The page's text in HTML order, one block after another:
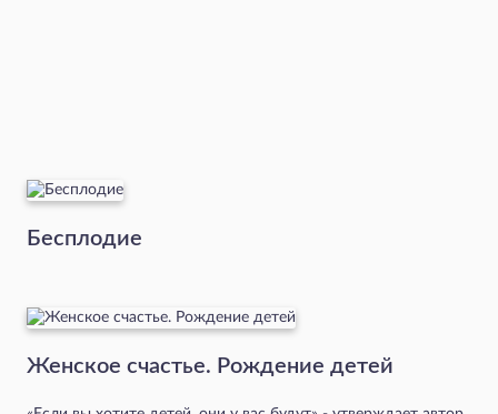
Бесплодие
Женское счастье. Рождение детей